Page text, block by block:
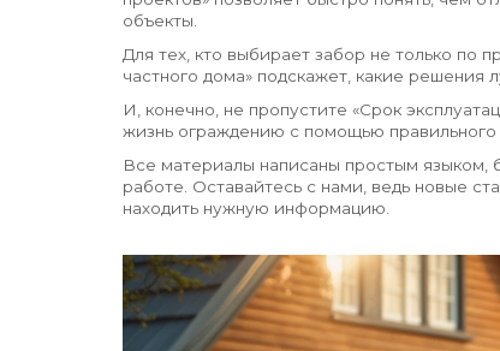
объекты.
Для тех, кто выбирает забор не только по
частного дома» подскажет, какие решения
И, конечно, не пропустите «Срок
жизнь ограждению с помощью правильного
Все материалы написаны простым языком,
работе. Оставайтесь с нами, ведь новые
находить нужную информацию.